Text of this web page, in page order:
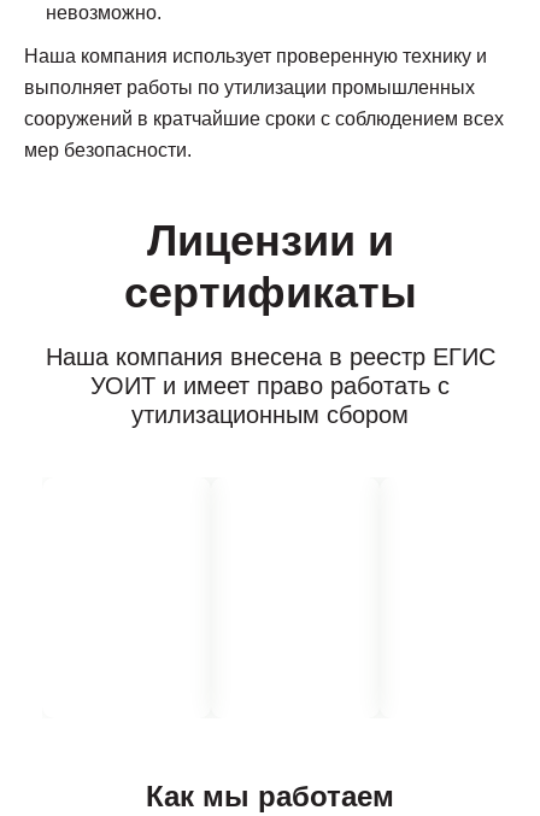
невозможно.
Наша компания использует проверенную технику и
выполняет работы по утилизации промышленных
сооружений в кратчайшие сроки с соблюдением всех
мер безопасности.
Лицензии и
сертификаты
Наша компания внесена в реестр ЕГИС
УОИТ и имеет право работать с
утилизационным сбором
Как мы работаем